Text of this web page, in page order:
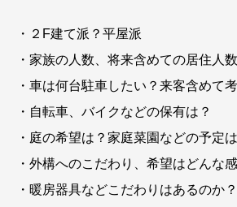
・２F建て派？平屋派
・家族の人数、将来含めての居住人
・車は何台駐車したい？来客含めて
・自転車、バイクなどの保有は？
・庭の希望は？家庭菜園などの予定
・外構へのこだわり、希望はどんな
・暖房器具などこだわりはあるのか？